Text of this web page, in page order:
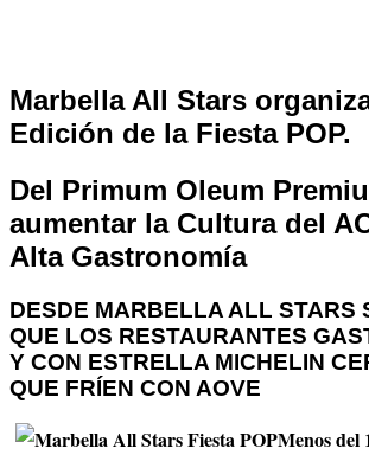
Marbella All Stars
Edición de la Fiesta POP.
Del Primum Oleum
aumentar laCultura del
Alta Gastronomía
DESDE MARBELLA ALL STARS
QUE LOS RESTAURANTES
Y CON ESTRELLA MICHELIN
QUE FRÍEN CON AOVE
Menos del